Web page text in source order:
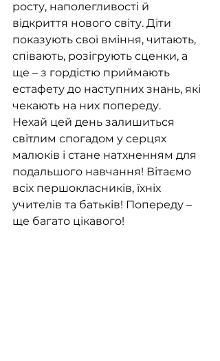
росту, наполегливості й
відкриття нового світу. Діти
показують свої вміння, читають,
співають, розігрують сценки, а
ще – з гордістю приймають
естафету до наступних знань, які
чекають на них попереду.
Нехай цей день залишиться
світлим спогадом у серцях
малюків і стане натхненням для
подальшого навчання! Вітаємо
всіх першокласників, їхніх
учителів та батьків! Попереду –
ще багато цікавого!